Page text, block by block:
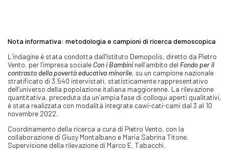
Nota informativa: metodologia e campioni di ricerca demoscopica
L’indagine è stata condotta dall’Istituto Demopolis, diretto da Pietro
Vento, per l’impresa sociale Con i Bambininell’ambito del Fondo per il
contrasto della povertà educativa minorile, su un campione nazionale
stratificato di 3.540 intervistati, statisticamente rappresentativo
dell’universo della popolazione italiana maggiorenne. La rilevazione
quantitativa, preceduta da un’ampia fase di colloqui aperti qualitativi,
è stata realizzata con modalità integrate cawi-cati-cami dal 3 al 10
novembre 2022.
Coordinamento della ricerca a cura di Pietro Vento, con la
collaborazione di Giusy Montalbano e Maria Sabrina Titone.
Supervisione della rilevazione di Marco E. Tabacchi.